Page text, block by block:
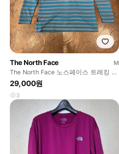
The North Face
M
The North Face 노스페이스 트레킹 와
플 롱슬리브 M
29,000원
3